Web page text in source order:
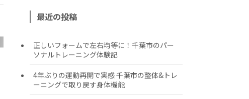
最近の投稿
正しいフォームで左右均等に！千葉市のパー
ソナルトレーニング体験記
4年ぶりの運動再開で実感 千葉市の整体&トレ
ーニングで取り戻す身体機能